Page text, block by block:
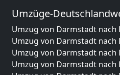
Umzüge-
Umzug von Darmstadt nach
Umzug von Darmstadt nach
Umzug von Darmstadt nach
Umzug von Darmstadt nach